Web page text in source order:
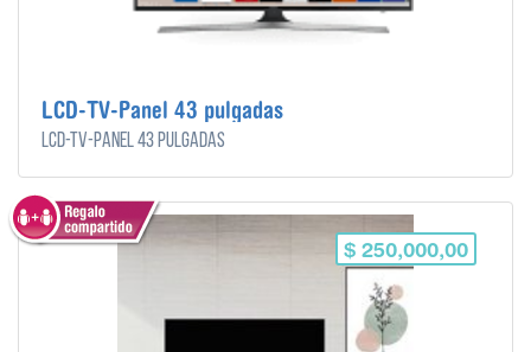
LCD-TV-Panel 43 pulgadas
LCD-TV-Panel 43 pulgadas
$ 250,000,00